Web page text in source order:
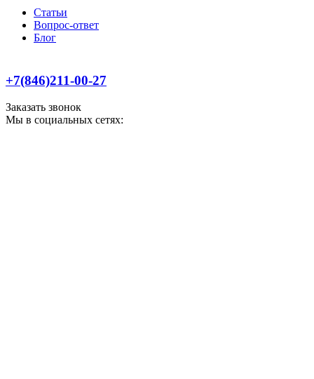
Статьи
Вопрос-ответ
Блог
+7(846)211-00-27
Заказать звонок
Мы в социальных сетях: